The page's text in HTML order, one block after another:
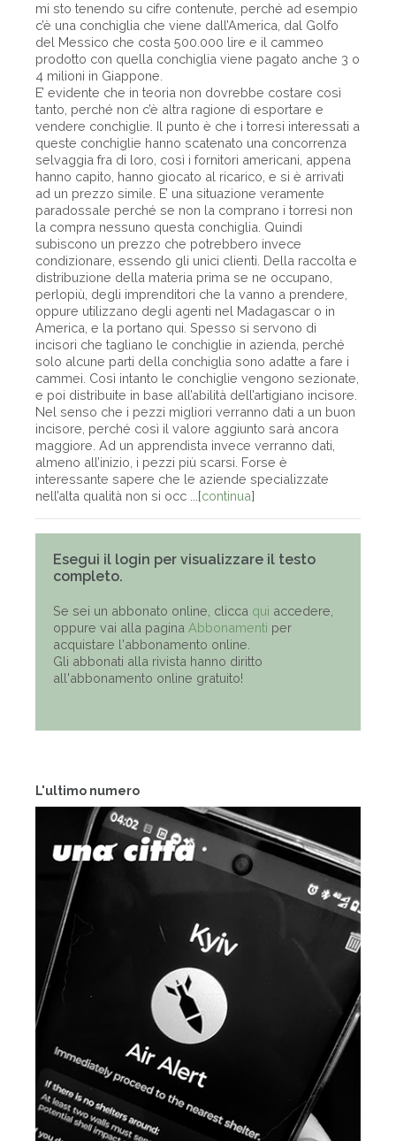
L'ultimo numero
mi sto tenendo su cifre contenute, perché ad esempio
c’è una conchiglia che viene dall’America, dal Golfo
del Messico che costa 500.000 lire e il cammeo
prodotto con quella conchiglia viene pagato anche 3 o
4 milioni in Giappone.
E’ evidente che in teoria non dovrebbe costare così
tanto, perché non c’è altra ragione di esportare e
vendere conchiglie. Il punto è che i torresi interessati a
queste conchiglie hanno scatenato una concorrenza
selvaggia fra di loro, così i fornitori americani, appena
hanno capito, hanno giocato al ricarico, e si è arrivati
ad un prezzo simile. E’ una situazione veramente
paradossale perché se non la comprano i torresi non
la compra nessuno questa conchiglia. Quindi
subiscono un prezzo che potrebbero invece
condizionare, essendo gli unici clienti. Della raccolta e
distribuzione della materia prima se ne occupano,
perlopiù, degli imprenditori che la vanno a prendere,
oppure utilizzano degli agenti nel Madagascar o in
America, e la portano qui. Spesso si servono di
incisori che tagliano le conchiglie in azienda, perché
solo alcune parti della conchiglia sono adatte a fare i
cammei. Così intanto le conchiglie vengono sezionate,
e poi distribuite in base all’abilità dell’artigiano incisore.
Nel senso che i pezzi migliori verranno dati a un buon
incisore, perché così il valore aggiunto sarà ancora
maggiore. Ad un apprendista invece verranno dati,
almeno all’inizio, i pezzi più scarsi. Forse è
interessante sapere che le aziende specializzate
nell’alta qualità non si occ ...[continua]
Esegui il login per visualizzare il testo
completo.
Se sei un abbonato online, clicca qui accedere,
oppure vai alla pagina Abbonamenti per
acquistare l'abbonamento online.
Gli abbonati alla rivista hanno diritto
all'abbonamento online gratuito!